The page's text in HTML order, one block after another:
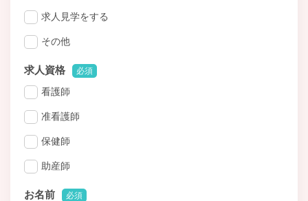
求人見学をする
その他
求人資格 必須
看護師
准看護師
保健師
助産師
お名前 必須